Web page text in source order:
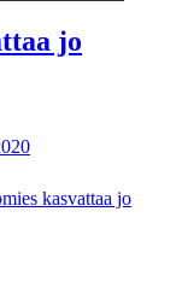
jo
kasvattaa jo